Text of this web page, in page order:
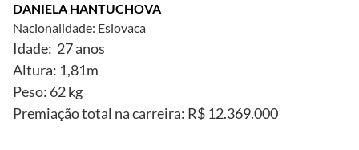
DANIELA HANTUCHOVA
Nacionalidade: Eslovaca
Idade: 27 anos
Altura: 1,81m
Peso: 62 kg
Premiação total na carreira: R$ 12.369.000